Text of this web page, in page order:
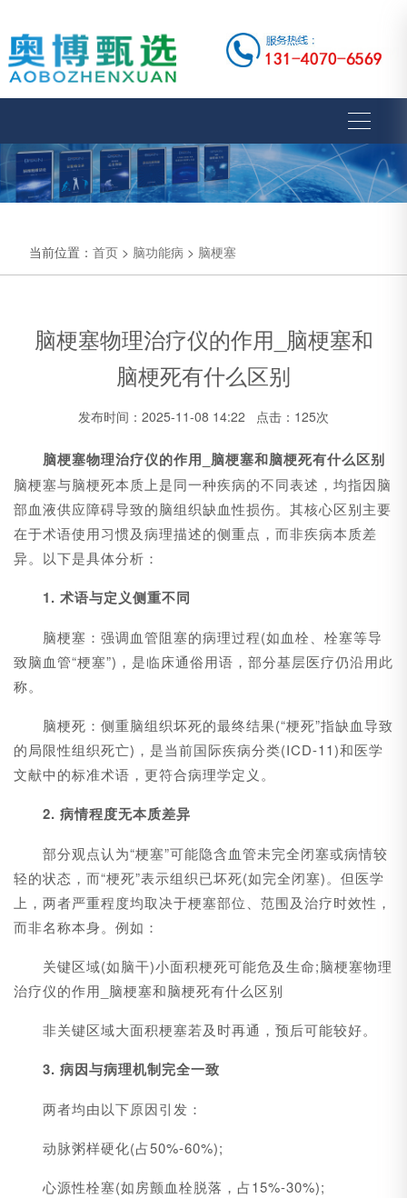
当前位置： 首页 > 脑功能病 > 脑梗塞
脑梗塞物理治疗仪的作用_脑梗塞和
脑梗死有什么区别
发布时间：2025-11-08 14:22 点击：125次
脑梗塞物理治疗仪的作用_脑梗塞和脑梗死有什么区别
脑梗塞与脑梗死本质上是同一种疾病的不同表述，均指因脑
部血液供应障碍导致的脑组织缺血性损伤。其核心区别主要
在于术语使用习惯及病理描述的侧重点，而非疾病本质差
异。以下是具体分析：
1. 术语与定义侧重不同
脑梗塞：强调血管阻塞的病理过程(如血栓、栓塞等导
致脑血管“梗塞”)，是临床通俗用语，部分基层医疗仍沿用此
称。
脑梗死：侧重脑组织坏死的最终结果(“梗死”指缺血导致
的局限性组织死亡)，是当前国际疾病分类(ICD-11)和医学
文献中的标准术语，更符合病理学定义。
2. 病情程度无本质差异
部分观点认为“梗塞”可能隐含血管未完全闭塞或病情较
轻的状态，而“梗死”表示组织已坏死(如完全闭塞)。但医学
上，两者严重程度均取决于梗塞部位、范围及治疗时效性，
而非名称本身。例如：
关键区域(如脑干)小面积梗死可能危及生命;脑梗塞物理
治疗仪的作用_脑梗塞和脑梗死有什么区别
非关键区域大面积梗塞若及时再通，预后可能较好。
3. 病因与病理机制完全一致
两者均由以下原因引发：
动脉粥样硬化(占50%-60%);
心源性栓塞(如房颤血栓脱落，占15%-30%);